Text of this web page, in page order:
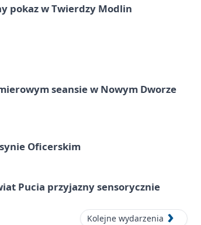
pokaz w Twierdzy Modlin
seansie w Nowym Dworze
Oficerskim
Pucia przyjazny sensorycznie
Kolejne wydarzenia